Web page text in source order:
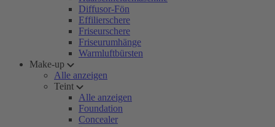
Diffusor-Fön
Effilierschere
Friseurschere
Friseurumhänge
Warmluftbürsten
Make-up
Alle anzeigen
Teint
Alle anzeigen
Foundation
Concealer